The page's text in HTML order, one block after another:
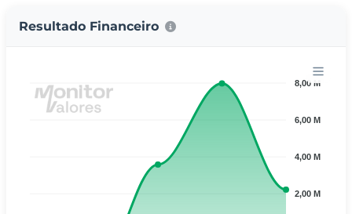
Resultado Financeiro
8,00 M
6,00 M
4,00 M
2,00 M